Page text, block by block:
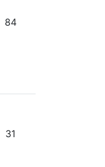
84
31